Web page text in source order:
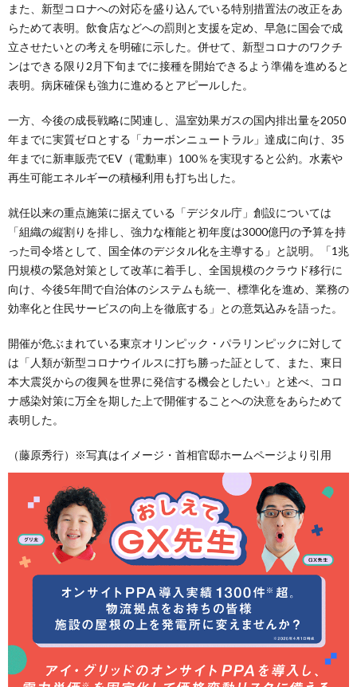
また、新型コロナへの対応を盛り込んでいる特別措置法の改正をあ
らためて表明。飲食店などへの罰則と支援を定め、早急に国会で成
立させたいとの考えを明確に示した。併せて、新型コロナのワクチ
ンはできる限り2月下旬までに接種を開始できるよう準備を進めると
表明。病床確保も強力に進めるとアピールした。
一方、今後の成長戦略に関連し、温室効果ガスの国内排出量を2050
年までに実質ゼロとする「カーボンニュートラル」達成に向け、35
年までに新車販売でEV（電動車）100％を実現すると公約。水素や
再生可能エネルギーの積極利用も打ち出した。
就任以来の重点施策に据えている「デジタル庁」創設については
「組織の縦割りを排し、強力な権能と初年度は3000億円の予算を持
った司令塔として、国全体のデジタル化を主導する」と説明。「1兆
円規模の緊急対策として改革に着手し、全国規模のクラウド移行に
向け、今後5年間で自治体のシステムも統一、標準化を進め、業務の
効率化と住民サービスの向上を徹底する」との意気込みを語った。
開催が危ぶまれている東京オリンピック・パラリンピックに対して
は「人類が新型コロナウイルスに打ち勝った証として、また、東日
本大震災からの復興を世界に発信する機会としたい」と述べ、コロ
ナ感染対策に万全を期した上で開催することへの決意をあらためて
表明した。
（藤原秀行）※写真はイメージ・首相官邸ホームページより引用